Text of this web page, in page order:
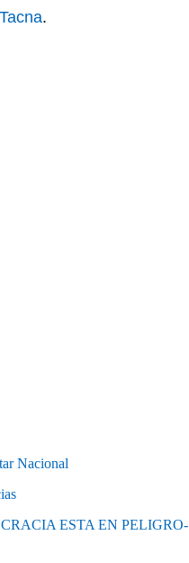
Tacna.
Nacional
ESTA EN PELIGRO-